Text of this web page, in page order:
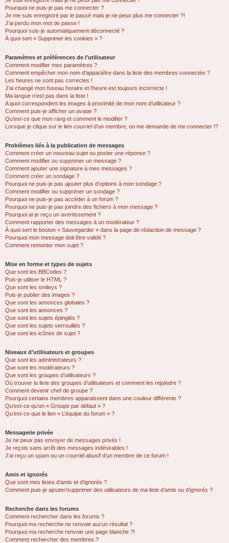
Pourquoi ne puis-je pas me connecter ?
Je me suis enregistré par le passé mais je ne peux plus me connecter ?!
J’ai perdu mon mot de passe !
Pourquoi suis-je automatiquement déconnecté ?
À quoi sert « Supprimer les cookies » ?
Paramètres et préférences de l’utilisateur
Comment modifier mes paramètres ?
Comment empêcher mon nom d’apparaître dans la liste des membres connectés ?
Les heures ne sont pas correctes !
J’ai changé mon fuseau horaire et l’heure est toujours incorrecte !
Ma langue n’est pas dans la liste !
A quoi correspondent les images à proximité de mon nom d’utilisateur ?
Comment puis-je afficher un avatar ?
Qu’est-ce que mon rang et comment le modifier ?
Lorsque je clique sur le lien courrield’un membre, on me demande de me connecter !?
Problèmes liés à la publication de messages
Comment créer un nouveau sujet ou poster une réponse ?
Comment modifier ou supprimer un message ?
Comment ajouter une signature à mes messages ?
Comment créer un sondage ?
Pourquoi ne puis-je pas ajouter plus d’options à mon sondage ?
Comment modifier ou supprimer un sondage ?
Pourquoi ne puis-je pas accéder à un forum ?
Pourquoi ne puis-je pas joindre des fichiers à mon message ?
Pourquoi ai-je reçu un avertissement ?
Comment rapporter des messages à un modérateur ?
À quoi sert le bouton « Sauvegarder » dans la page de rédaction de message ?
Pourquoi mon message doit être validé ?
Comment remonter mon sujet ?
Mise en forme et types de sujets
Que sont les BBCodes ?
Puis-je utiliser le HTML ?
Que sont les smileys ?
Puis-je publier des images ?
Que sont les annonces globales ?
Que sont les annonces ?
Que sont les sujets épinglés ?
Que sont les sujets verrouillés ?
Que sont les icônes de sujet ?
Niveaux d’utilisateurs et groupes
Que sont les administrateurs ?
Que sont les modérateurs ?
Que sont les groupes d’utilisateurs ?
Où trouver la liste des groupes d’utilisateurs et comment les rejoindre ?
Comment devenir chef de groupe ?
Pourquoi certains membres apparaissent dans une couleur différente ?
Qu’est-ce qu’un « Groupe par défaut » ?
Qu’est-ce que le lien « L’équipe du forum » ?
Messagerie privée
Je ne peux pas envoyer de messages privés !
Je reçois sans arrêt des messages indésirables !
J’ai reçu un spam ou un courriel abusif d’un membre de ce forum !
Amis et ignorés
Que sont mes listes d’amis et d’ignorés ?
Comment puis-je ajouter/supprimer des utilisateurs de ma liste d’amis ou d’ignorés ?
Recherche dans les forums
Comment rechercher dans les forums ?
Pourquoi ma recherche ne renvoie aucun résultat ?
Pourquoi ma recherche renvoie une page blanche ?!
Comment rechercher des membres ?